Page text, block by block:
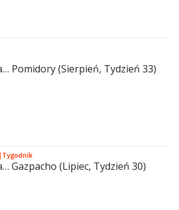
Pomidory (Sierpień, Tydzień 33)
|Tygodnik
Gazpacho (Lipiec, Tydzień 30)